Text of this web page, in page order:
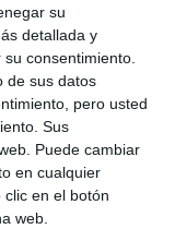
su
detallada y
consentimiento.
de sus datos
pero usted
Sus
Puede cambiar
en cualquier
en el botón
web.